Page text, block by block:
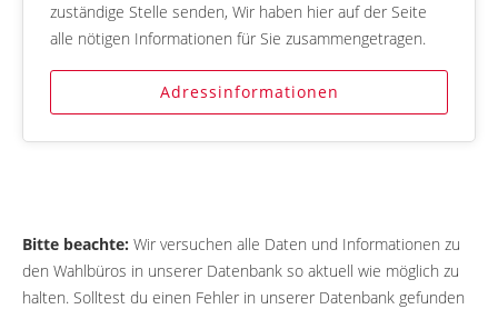
zuständige Stelle senden, Wir haben hier auf der Seite
alle nötigen Informationen für Sie zusammengetragen.
Adressinformationen
Bitte beachte: Wir versuchen alle Daten und Informationen zu
den Wahlbüros in unserer Datenbank so aktuell wie möglich zu
halten. Solltest du einen Fehler in unserer Datenbank gefunden